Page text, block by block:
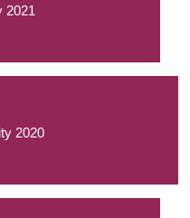
2021
2020